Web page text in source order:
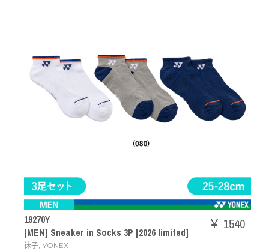
19270Y
[MEN] Sneaker in Socks 3P [2026 limited]
袜子, YONEX
￥ 1540